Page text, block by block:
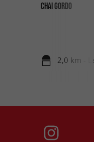
Chai Gordo
2,0 km -